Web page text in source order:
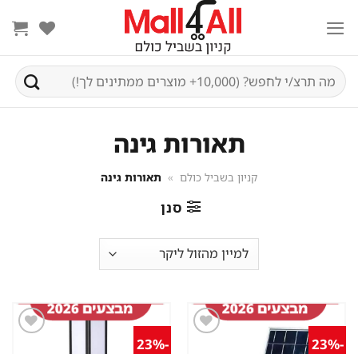
content
חיפוש
עבור:
תאורות גינה
קניון בשביל כולם » תאורות גינה
סנן
-23%
-23%